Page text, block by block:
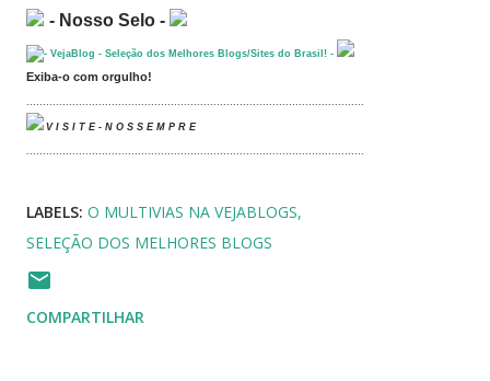
- Nosso Selo -
Exiba-o com orgulho!
.......................................................................................................
V I S I T E - N O S S E M P R E
.......................................................................................................
LABELS: O MULTIVIAS NA VEJABLOGS
SELEÇÃO DOS MELHORES BLOGS
COMPARTILHAR